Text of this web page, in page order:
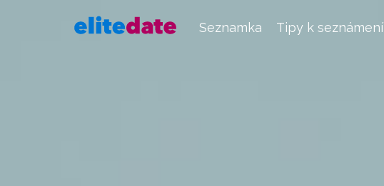
Seznamka Tipy k seznámení